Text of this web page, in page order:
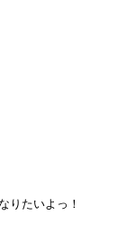
りたいよっ！